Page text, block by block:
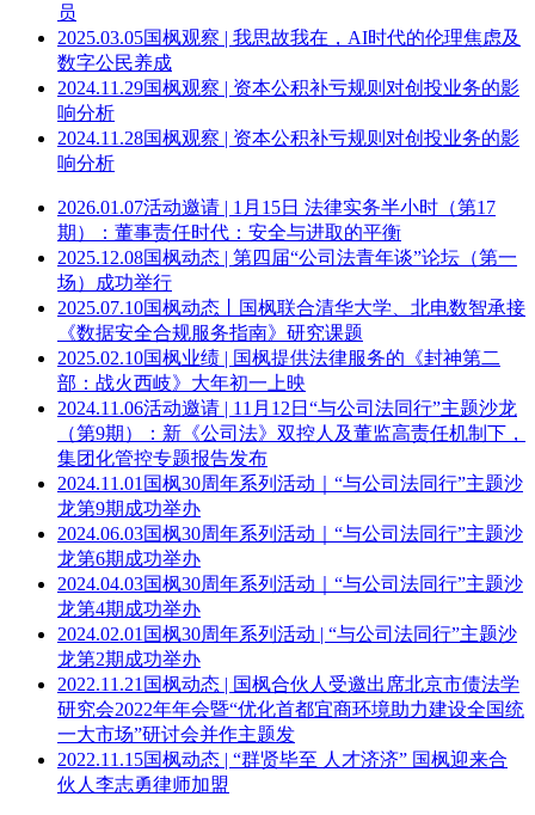
员
2025.03.05国枫观察 | 我思故我在，AI时代的伦理焦虑及
数字公民养成
2024.11.29国枫观察 | 资本公积补亏规则对创投业务的影
响分析
2024.11.28国枫观察 | 资本公积补亏规则对创投业务的影
响分析
2026.01.07活动邀请 | 1月15日 法律实务半小时（第17
期）：董事责任时代：安全与进取的平衡
2025.12.08国枫动态 | 第四届“公司法青年谈”论坛（第一
场）成功举行
2025.07.10国枫动态丨国枫联合清华大学、北电数智承接
《数据安全合规服务指南》研究课题
2025.02.10国枫业绩 | 国枫提供法律服务的《封神第二
部：战火西岐》大年初一上映
2024.11.06活动邀请 | 11月12日“与公司法同行”主题沙龙
（第9期）：新《公司法》双控人及董监高责任机制下，
集团化管控专题报告发布
2024.11.01 国枫30周年系列活动｜“与公司法同行”主题沙
龙第9期成功举办
2024.06.03国枫30周年系列活动｜“与公司法同行”主题沙
龙第6期成功举办
2024.04.03国枫30周年系列活动｜“与公司法同行”主题沙
龙第4期成功举办
2024.02.01 国枫30周年系列活动 | “与公司法同行”主题沙
龙第2期成功举办
2022.11.21 国枫动态 | 国枫合伙人受邀出席北京市债法学
研究会2022年年会暨“优化首都宜商环境助力建设全国统
一大市场”研讨会并作主题发
2022.11.15国枫动态 | “群贤毕至 人才济济” 国枫迎来合
伙人李志勇律师加盟